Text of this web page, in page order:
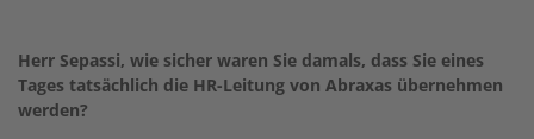
Herr Sepassi, wie sicher waren Sie damals, dass Sie eines
Tages tatsächlich die HR-Leitung von Abraxas übernehmen
werden?